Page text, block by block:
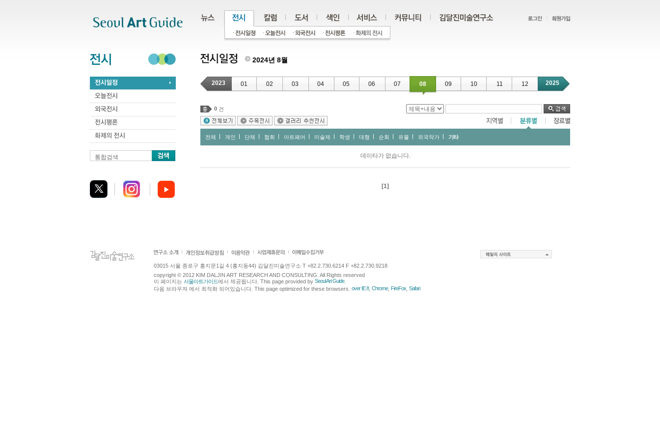
통합검색
2024년 8월
2023 01 02 03 04 05 06 07 08 09 10 11 12 2025
0 건
전체 개인 단체 협회 아트페어 미술제 학생 대형 순회 유물 외국작가 기타
데이타가 없습니다.
[1]
03015 서울 종로구 홍지문1길 4 (홍지동44) 김달진미술연구소 T +82.2.730.6214 F +82.2.730.9218
copyright © 2012 KIM DALJIN ART RESEARCH AND CONSULTING. All Rights reserved
이 페이지는 서울아트가이드에서 제공됩니다. This page provided by Seoul Art Guide.
다음 브라우져 에서 최적화 되어있습니다. This page optimized for these browsers. over IE 8, Chrome, FireFox Safari